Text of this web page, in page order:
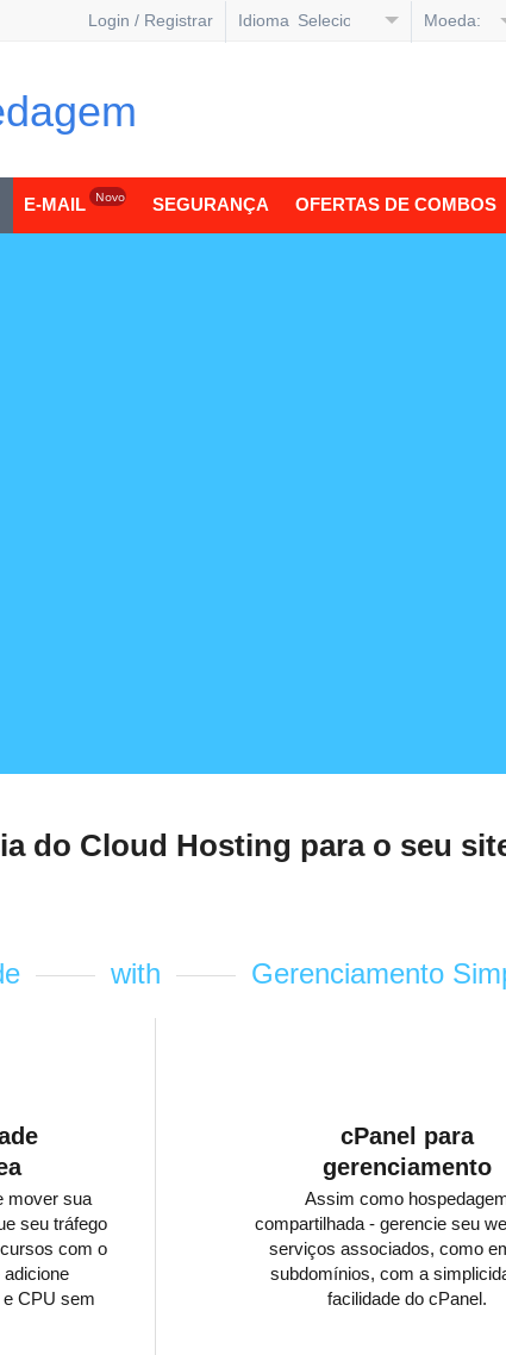
Login / Registrar Idioma Selecione
Moeda:
E-MAIL Novo SEGURANÇA OFERTAS DE COMBOS
do Cloud Hosting para o seu
with Gerenciamento
mover sua
seu tráfego
com o
CPU sem
cPanel para
gerenciamento
Assim como
compartilhada - gerencie seu
serviços associados, como
subdomínios, com a
facilidade do cPanel.